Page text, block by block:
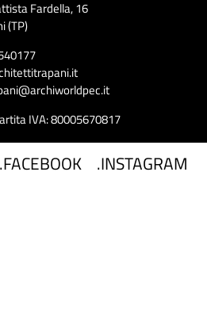
Fardella, 16
(TP)
IVA: 80005670817
.FACEBOOK .INSTAGRAM